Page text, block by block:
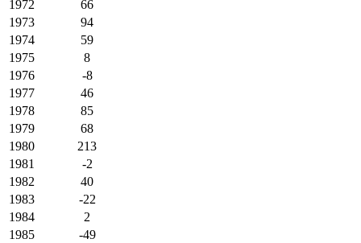
1972
66
1973
94
1974
59
1975
8
1976
-8
1977
46
1978
85
1979
68
1980
213
1981
-2
1982
40
1983
-22
1984
2
1985
-49